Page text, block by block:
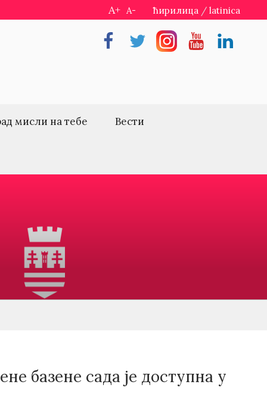
A+ A- ћирилица / latinica
FacebookTwitterInstragramYoutubeLinkedin
мисли на тебе Вести
базене сада је доступна у